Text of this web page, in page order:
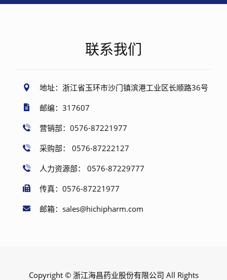
联系我们
地址：浙江省玉环市沙门镇滨港工业区长顺路36号
邮编：317607
营销部：0576-87221977
采购部： 0576-87222127
人力资源部： 0576-87229777
传真：0576-87221977
邮箱：sales@hichipharm.com
Copyright © 浙江海昌药业股份有限公司 All Rights